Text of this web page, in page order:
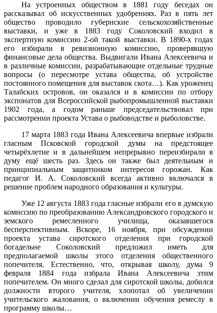
На устроенных обществом в 1881 году беседах он
рассказывал об искусственных удобрениях. Раз в пять лет
общество проводило губернские сельскохозяйственные
выставки, и уже в 1883 году Соколовский входил в
экспертную комиссию 2-ой такой выставки. В 1890-х годах
его избирали в ревизионную комиссию, проверявшую
финансовые дела общества. Выдвигали Ивана Алексеевича и
в различные комиссии, разрабатывающие отдельные трудные
вопросы (о пересмотре устава общества, об устройстве
постоянного помещения для выставок скота…). Как уроженец
Талабских островов, он оказался и в комиссии по отбору
экспонатов для Всероссийской рыбопромышленной выставки
1902 года, а годом раньше председательствовал при
рассмотрении проекта Устава о рыбоводстве и рыболовстве.
17 марта 1883 года Ивана Алексеевича впервые избрали
гласным Псковской городской думы на предстоящее
четырёхлетие и в дальнейшем непрерывно переизбирали в
думу ещё шесть раз. Здесь он также был деятельным и
принципиальным защитником интересов горожан. Как
педагог И. А. Соколовский всегда активно включался в
решение проблем народного образования и культуры.
Уже 12 августа 1883 года гласные избрали его в думскую
комиссию по преобразованию Александровского городского и
земского ремесленного училища, оказавшегося
бесперспективным. Вскоре, 16 ноября, при обсуждении
проекта устава сиротского отделения при городской
богадельне Соколовский предложил иметь для
предполагаемой школы этого отделения общественного
попечителя. Естественно, что, открывая школу, дума 9
февраля 1884 года избрала Ивана Алексеевича этим
попечителем. Он много сделал для сиротской школы, добился
должности второго учителя, хлопотал об увеличении
учительского жалования, о включении обучения ремеслу в
программу школы…